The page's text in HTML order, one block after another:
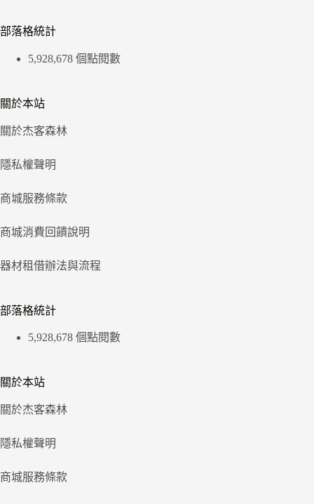
部落格統計
5,928,678 個點閱數
關於本站
關於杰客森林
隱私權聲明
商城服務條款
商城消費回饋說明
器材租借辦法與流程
部落格統計
5,928,678 個點閱數
關於本站
關於杰客森林
隱私權聲明
商城服務條款